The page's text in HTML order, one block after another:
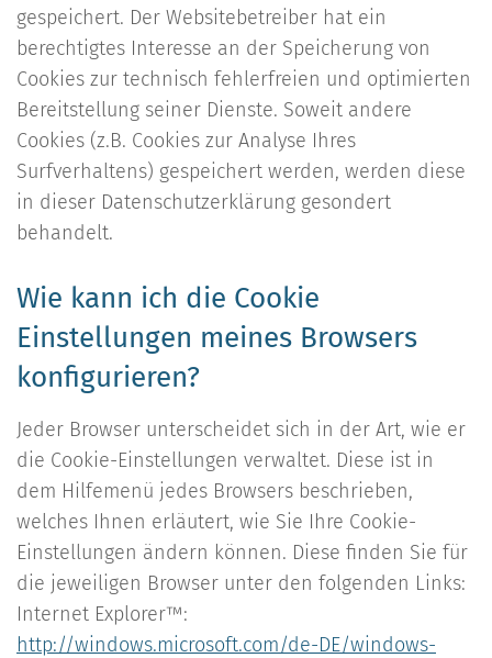
gespeichert. Der Websitebetreiber hat ein
berechtigtes Interesse an der Speicherung von
Cookies zur technisch fehlerfreien und optimierten
Bereitstellung seiner Dienste. Soweit andere
Cookies (z.B. Cookies zur Analyse Ihres
Surfverhaltens) gespeichert werden, werden diese
in dieser Datenschutzerklärung gesondert
behandelt.
Wie kann ich die Cookie
Einstellungen meines Browsers
konfigurieren?
Jeder Browser unterscheidet sich in der Art, wie er
die Cookie-Einstellungen verwaltet. Diese ist in
dem Hilfemenü jedes Browsers beschrieben,
welches Ihnen erläutert, wie Sie Ihre Cookie-
Einstellungen ändern können. Diese finden Sie für
die jeweiligen Browser unter den folgenden Links:
Internet Explorer™:
http://windows.microsoft.com/de-DE/windows-